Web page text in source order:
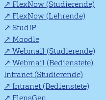
FlexNow (Studierende)
FlexNow (Lehrende)
StudIP
Moodle
Webmail (Studierende)
Webmail (Bedienstete)
Intranet (Studierende)
Intranet (Bedienstete)
FlensGen